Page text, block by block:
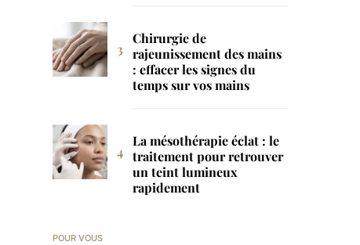
Chirurgie de
rajeunissement des mains
: effacer les signes du
temps sur vos mains
La mésothérapie éclat : le
traitement pour retrouver
un teint lumineux
rapidement
POUR VOUS